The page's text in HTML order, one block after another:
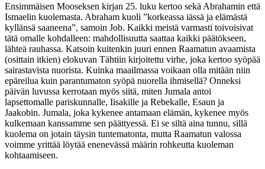
Ensimmäisen Mooseksen kirjan 25. luku kertoo sekä Abrahamin että
Ismaelin kuolemasta. Abraham kuoli ”korkeassa iässä ja elämästä
kyllänsä saaneena”, samoin Job. Kaikki meistä varmasti toivoisivat
tätä omalle kohdalleen: mahdollisuutta saattaa kaikki päätökseen,
lähteä rauhassa. Katsoin kuitenkin juuri ennen Raamatun avaamista
(osittain itkien) elokuvan Tähtiin kirjoitettu virhe, joka kertoo syöpää
sairastavista nuorista. Kuinka maailmassa voikaan olla mitään niin
epäreilua kuin parantumaton syöpä nuorella ihmisellä? Onneksi
päivän luvussa kerrotaan myös siitä, miten Jumala antoi
lapsettomalle pariskunnalle, Iisakille ja Rebekalle, Esaun ja
Jaakobin. Jumala, joka kykenee antamaan elämän, kykenee myös
kulkemaan kanssamme sen päättyessä. Ei se siltä aina tunnu, sillä
kuolema on jotain täysin tuntematonta, mutta Raamatun valossa
voimme yrittää löytää enenevässä määrin rohkeutta kuoleman
kohtaamiseen.